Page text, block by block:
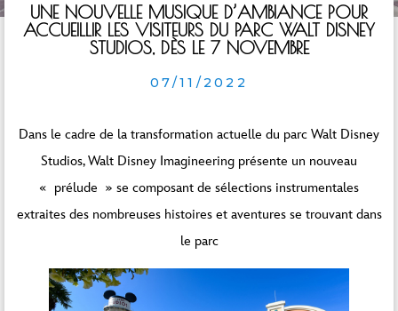
UNE NOUVELLE MUSIQUE D’AMBIANCE POUR
ACCUEILLIR LES VISITEURS DU PARC WALT DISNEY
STUDIOS, DÈS LE 7 NOVEMBRE
07/11/2022
Dans le cadre de la transformation actuelle du parc Walt Disney
Studios, Walt Disney Imagineering présente un nouveau
« prélude » se composant de sélections instrumentales
extraites des nombreuses histoires et aventures se trouvant dans
le parc